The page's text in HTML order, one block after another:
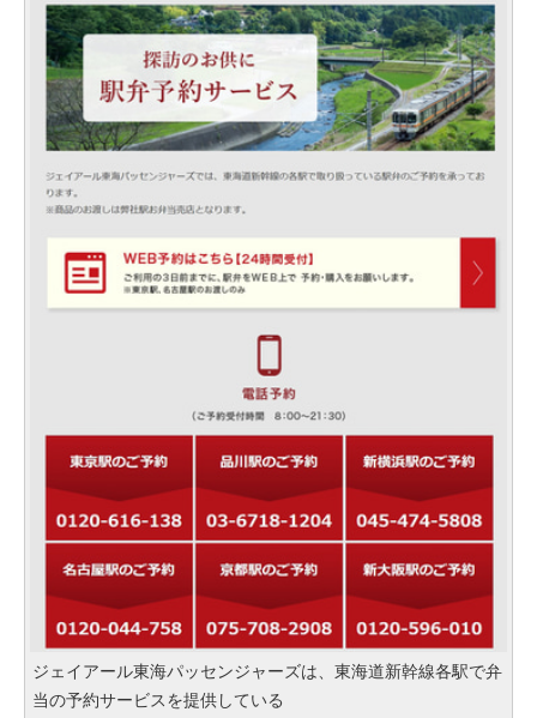
ジェイアール東海パッセンジャーズは、東海道新幹線各駅で弁
当の予約サービスを提供している